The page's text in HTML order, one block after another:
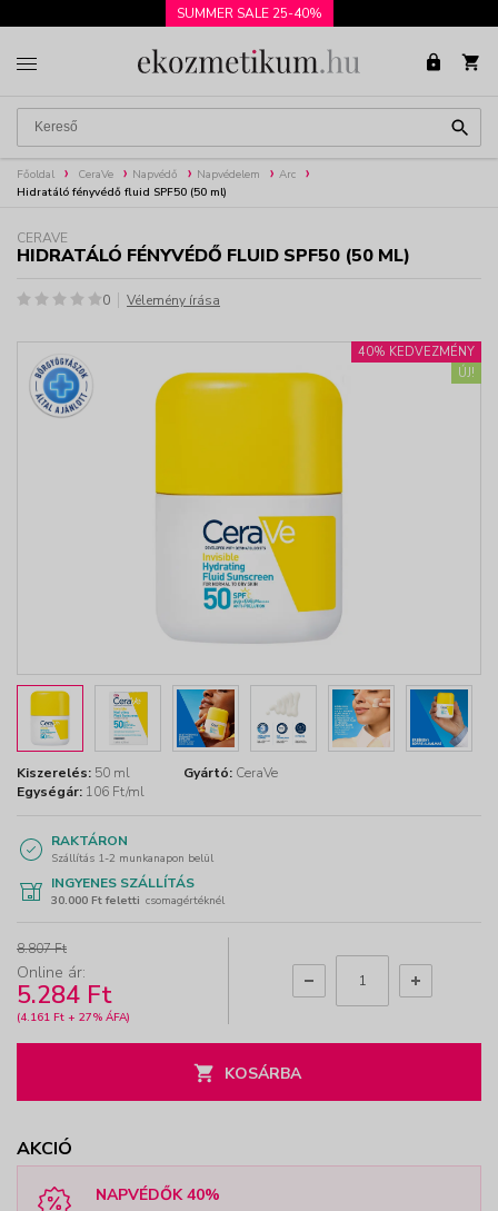
SUMMER SALE 25-40%
Főoldal CeraVe Napvédő Napvédelem
Arc
Hidratáló fényvédő fluid SPF50 (50 ml)
CERAVE
HIDRATÁLÓ FÉNYVÉDŐ FLUID SPF50 (50 ML)
0 Vélemény írása
40% KEDVEZMÉNY
ÚJ!
Kiszerelés: 50 ml Gyártó: CeraVe
Egységár: 106 Ft/ml
RAKTÁRON
Szállítás 1-2 munkanapon belül
INGYENES SZÁLLÍTÁS
30.000 Ft feletti csomagértéknél
8.807 Ft
Online ár:
5.284 Ft
(4.161 Ft + 27% ÁFA)
KOSÁRBA
AKCIÓ
NAPVÉDŐK 40%